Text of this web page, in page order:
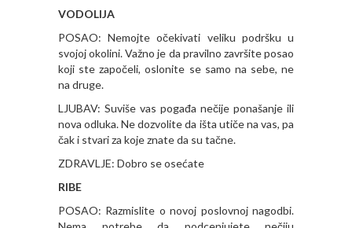
VODOLIJA
POSAO: Nemojte očekivati veliku podršku u
svojoj okolini. Važno je da pravilno završite posao
koji ste započeli, oslonite se samo na sebe, ne
na druge.
LJUBAV: Suviše vas pogađa nečije ponašanje ili
nova odluka. Ne dozvolite da išta utiče na vas, pa
čak i stvari za koje znate da su tačne.
ZDRAVLJE: Dobro se osećate
RIBE
POSAO: Razmislite o novoj poslovnoj nagodbi.